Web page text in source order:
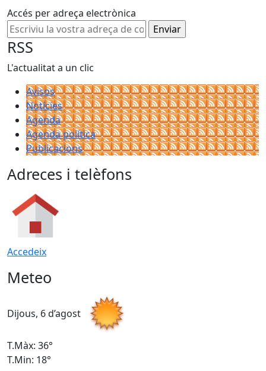
Accés per adreça electrònica
RSS
L'actualitat a un clic
Avisos
Notícies
Agenda
Agenda política
Publicacions
Adreces i telèfons
Accedeix
Meteo
Dijous, 6 d’agost
T.Màx: 36°
T.Min: 18°